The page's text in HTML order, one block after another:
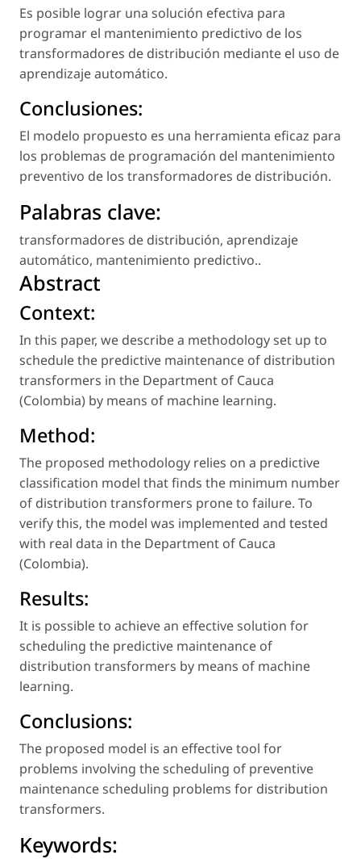
Es posible lograr una solución efectiva para
programar el mantenimiento predictivo de los
transformadores de distribución mediante el uso de
aprendizaje automático.
Conclusiones:
El modelo propuesto es una herramienta eficaz para
los problemas de programación del mantenimiento
preventivo de los transformadores de distribución.
Palabras clave:
transformadores de distribución, aprendizaje
automático, mantenimiento predictivo..
Abstract
Context:
In this paper, we describe a methodology set up to
schedule the predictive maintenance of distribution
transformers in the Department of Cauca
(Colombia) by means of machine learning.
Method:
The proposed methodology relies on a predictive
classification model that finds the minimum number
of distribution transformers prone to failure. To
verify this, the model was implemented and tested
with real data in the Department of Cauca
(Colombia).
Results:
It is possible to achieve an effective solution for
scheduling the predictive maintenance of
distribution transformers by means of machine
learning.
Conclusions:
The proposed model is an effective tool for
problems involving the scheduling of preventive
maintenance scheduling problems for distribution
transformers.
Keywords: